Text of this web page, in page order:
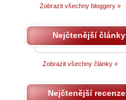
Zobrazit všechny bloggery »
Nejčtenější články
Zobrazit všechny články »
Nejčtenější recenze